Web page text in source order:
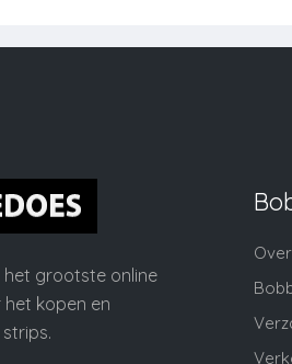
het grootste online
kopen en
Over